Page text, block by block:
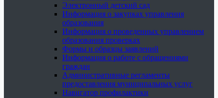
Электронный детский сад
Информация о закупках управления
образования
Информация о проведенных управлением
образования проверках
Формы и образцы заявлений
Информация о работе с обращениями
граждан
Административные регламенты
предоставления муниципальных услуг
Навигатор профилактики